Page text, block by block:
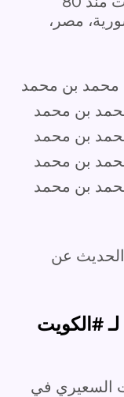
مصر،
محمد بن محمد
بن محمد
بن محمد
بن محمد
بن محمد
عن
السعيري في